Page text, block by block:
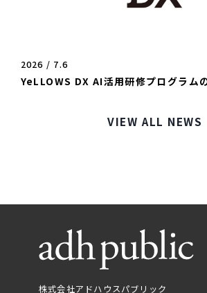
2026 / 7.6
YeLLOWS DX AI活用研修プログラム
VIEW ALL NEWS
株式会社アドハウスパブリック